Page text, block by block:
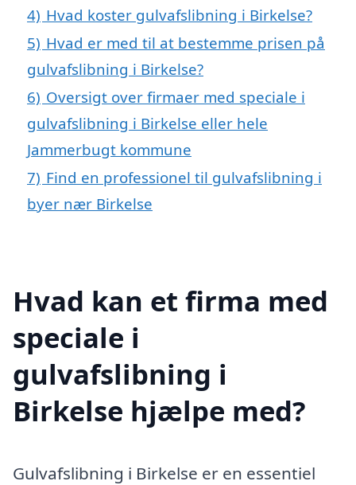
4) Hvad koster gulvafslibning i Birkelse?
5) Hvad er med til at bestemme prisen på
gulvafslibning i Birkelse?
6) Oversigt over firmaer med speciale i
gulvafslibning i Birkelse eller hele
Jammerbugt kommune
7) Find en professionel til gulvafslibning i
byer nær Birkelse
Hvad kan et firma med
speciale i
gulvafslibning i
Birkelse hjælpe med?
Gulvafslibning i Birkelse er en essentiel